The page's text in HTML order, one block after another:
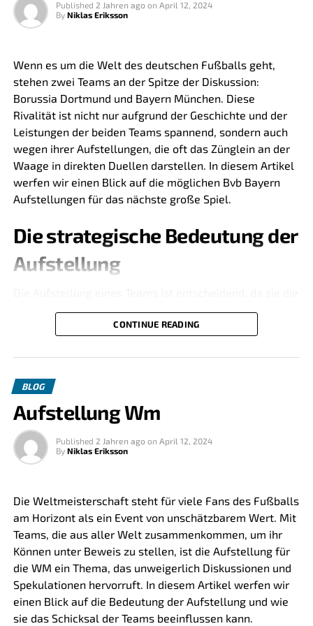
2-3-1 Formation, die sowohl Stabilität in der Defensive
bietet als auch Kreativität und Angriffsdruck im
gehören vielseitige Mittelfeldspieler, flinke
Flügelspieler und zielstrebige Stürmer.
Tabellarische Übersicht der
aktuellen U21 Aufstellung
Deutschlands
Torwart
Max Mustermann
FC Beispielstadt
Verteidigung
Johann Jung
Karl Knipser BC Tormaschine
Wie die U21 Deutschland
Spieler ausgewählt werden
Die Auswahlprozesse für die U21 nationalmannschaft
sind intensiv und fokussieren sich stark auf die
Entwicklung und Förderung junger Talente. Scouts und
Trainer achten nicht nur auf die technischen Fähigkeiten
der Spieler.
Schlussfolgerung
Die U21 Deutschland Aufstellung ist mehr als nur eine
Liste von Namen; sie ist eine Zusammenschau der
Hoffnungen und Träume junger Fußballer, die sich auf
Published 2 Jahren ago on April 12, 2024
By Niklas Eriksson
Wenn es um die Welt des deutschen Fußballs geht,
stehen zwei Teams an der Spitze der Diskussion:
Borussia Dortmund und Bayern München. Diese
Rivalität ist nicht nur aufgrund der Geschichte und der
Leistungen der beiden Teams spannend, sondern auch
wegen ihrer Aufstellungen, die oft das Zünglein an der
Waage in direkten Duellen darstellen. In diesem Artikel
werfen wir einen Blick auf die möglichen Bvb Bayern
Aufstellungen für das nächste große Spiel.
Die strategische Bedeutung der
Aufstellung
taktische Ausrichtung und die Absicht des Trainers
widerspiegelt. Ob eine Mannschaft offensiv oder
das Zentrum agiert, hängt wesentlich von der
gewählten Aufstellung ab. Borussia Dortmund und
Bayern München haben beide ihren eigenen,
unverwechselbaren Stil, der ihre Aufstellungen
besonders interessant macht.
Mögliche Aufstellung von
Borussia Dortmund (Bvb)
Torwart: Gregor Kobel
Verteidigung: Thomas Meunier, Mats Hummels,
Manuel Akanji, Raphael Guerreiro
Mittelfeld: Jude Bellingham, Axel Witsel, Giovanni
Reyna
CONTINUE READING
BLOG
Aufstellung Wm
Published 2 Jahren ago on April 12, 2024
By Niklas Eriksson
Die Weltmeisterschaft steht für viele Fans des Fußballs
am Horizont als ein Event von unschätzbarem Wert. Mit
Teams, die aus aller Welt zusammenkommen, um ihr
Können unter Beweis zu stellen, ist die Aufstellung für
die WM ein Thema, das unweigerlich Diskussionen und
Spekulationen hervorruft. In diesem Artikel werfen wir
einen Blick auf die Bedeutung der Aufstellung und wie
sie das Schicksal der Teams beeinflussen kann.